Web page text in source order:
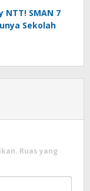
NTT! SMAN 7
Sekolah
Ruas yang